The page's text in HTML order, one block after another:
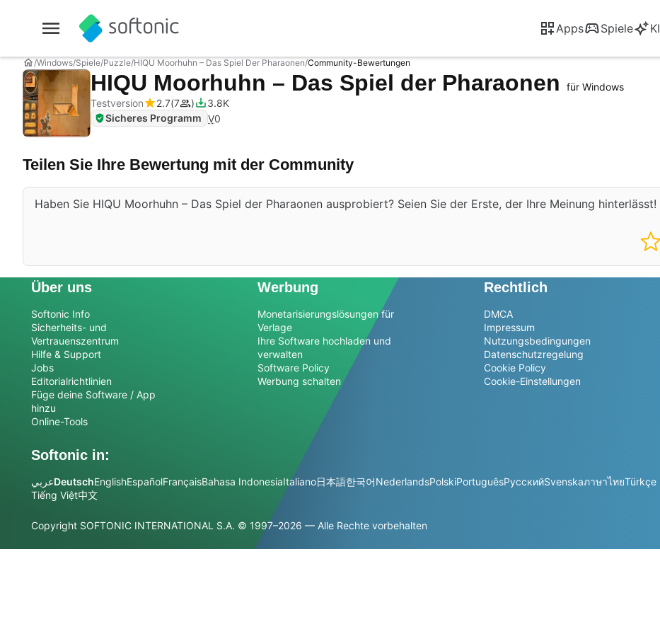
Apps Spiele KI
Windows Spiele Puzzle HIQU Moorhuhn – Das Spiel Der Pharaonen Community-Bewertungen
HIQU Moorhuhn – Das Spiel der Pharaonen
für Windows
Testversion
2.7 7
3.8K
Sicheres Programm V0
Teilen Sie Ihre Bewertung mit der Community
Haben Sie HIQU Moorhuhn – Das Spiel der Pharaonen ausprobiert? Seien Sie der Erste, der Ihre Meinung hinterlässt!
Über uns
Softonic Info
Sicherheits- und
Vertrauenszentrum
Hilfe & Support
Jobs
Editorialrichtlinien
Füge deine Software / App
hinzu
Online-Tools
Werbung
Monetarisierungslösungen für
Verlage
Ihre Software hochladen und
verwalten
Software Policy
Werbung schalten
Rechtlich
DMCA
Impressum
Nutzungsbedingungen
Datenschutzregelung
Cookie Policy
Cookie-Einstellungen
Softonic in:
عربيDeutschEnglishEspañolFrançaisBahasa IndonesiaItaliano日本語한국어NederlandsPolskiPortuguêsРусскийSvenskaภาษาไทยTürkçe
Tiếng Việt中文
Copyright SOFTONIC INTERNATIONAL S.A. © 1997–2026 — Alle Rechte vorbehalten